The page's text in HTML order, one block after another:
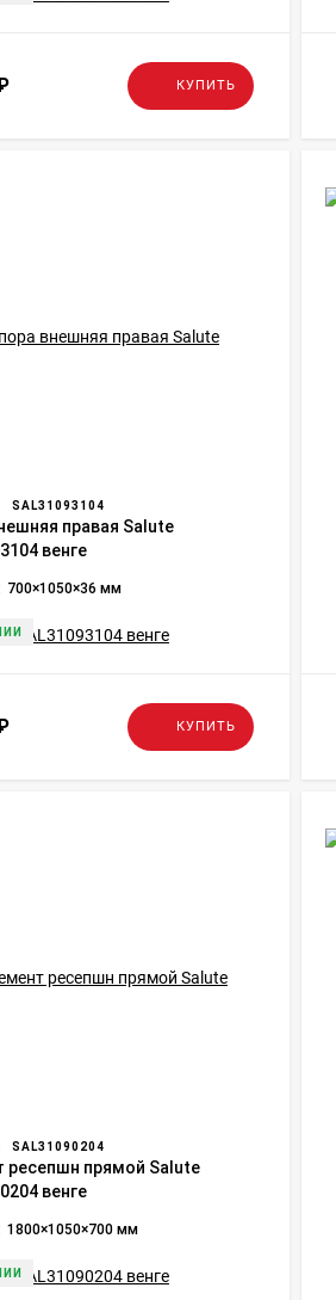
КУПИТЬ
SAL31093104
правая Salute
венге
700×1050×36 мм
КУПИТЬ
SAL31090204
ресепшн прямой Salute
венге
1800×1050×700 мм